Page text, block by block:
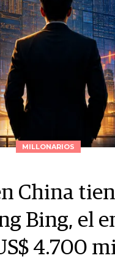
MILLONARIOS
China
Bing, el
4.700